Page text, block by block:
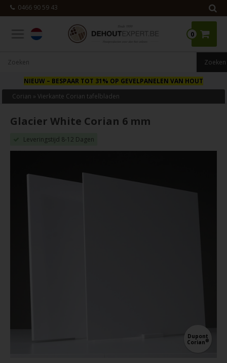
0466 90 59 43
0
NIEUW – BESPAAR TOT 31% OP GEVELPANELEN VAN HOUT
Corian »Vierkante Corian tafelbladen
Glacier White Corian 6 mm
Leveringstijd 8-12 Dagen
Dupont
Corian®